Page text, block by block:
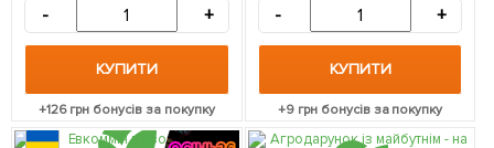
- +
КУПИТИ
+126грн бонусів за покупку
- +
КУПИТИ
+9грн бонусів за покупку